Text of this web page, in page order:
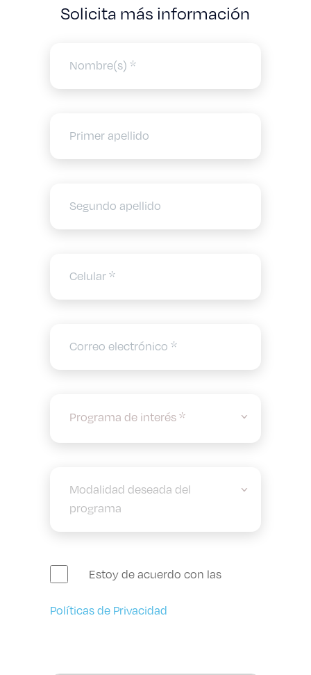
Solicita más información
Programa de interés *
Estoy de acuerdo con las
Políticas de Privacidad